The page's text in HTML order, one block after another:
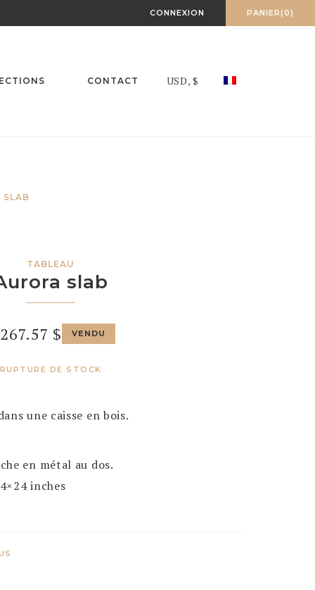
CONNEXION PANIER(0)
CONTACT USD, $
SLAB
TABLEAU
slab
$ VENDU
RUPTURE DE STOCK
une caisse en bois.
en métal au dos.
inches